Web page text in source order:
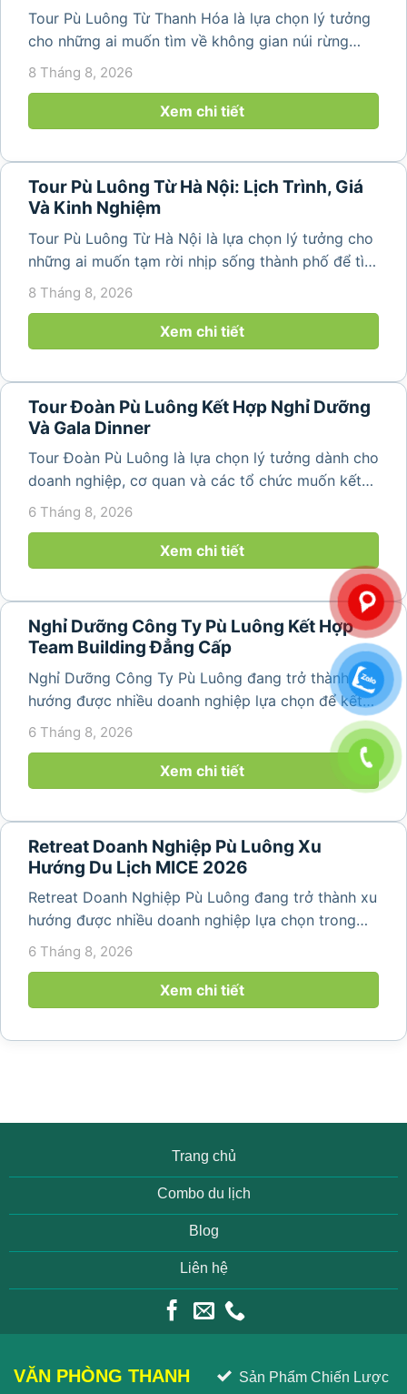
Tour Pù Luông Từ Thanh Hóa là lựa chọn lý tưởng
cho những ai muốn tìm về không gian núi rừng
trong lành, ruộng bậc thang xanh mướt và những
ngày. Không cần di chuyển...
8 Tháng 8, 2026
Xem chi tiết
Tour Pù Luông Từ Hà Nội: Lịch Trình, Giá
Và Kinh Nghiệm
Tour Pù Luông Từ Hà Nội là lựa chọn lý tưởng cho
những ai muốn tạm rời nhịp sống thành phố để tìm
về không gian núi rừng xanh mát, những bản làng
yên bình và ruộng bậc thang đặc trưng của Pù
8 Tháng 8, 2026
Xem chi tiết
Tour Đoàn Pù Luông Kết Hợp Nghỉ Dưỡng
Và Gala Dinner
Tour Đoàn Pù Luông là lựa chọn lý tưởng dành cho
doanh nghiệp, cơ quan và các tổ chức muốn kết
hợp nghỉ dưỡng, tham quan và tổ chức các hoạt
nguyên sơ, không khí...
6 Tháng 8, 2026
Xem chi tiết
Nghỉ Dưỡng Công Ty Pù Luông Kết Hợp
Team Building Đẳng Cấp
Nghỉ Dưỡng Công Ty Pù Luông đang trở thành xu
hướng được nhiều doanh nghiệp lựa chọn để kết
hợp giữa nghỉ ngơi, tái tạo năng lượng và xây
dựng tinh thần đồng đội. Thay vì những chuyến du
lịch đơn thuần, nhiều công ty...
6 Tháng 8, 2026
Xem chi tiết
Retreat Doanh Nghiệp Pù Luông Xu
Hướng Du Lịch MICE 2026
Retreat Doanh Nghiệp Pù Luông đang trở thành xu
hướng được nhiều doanh nghiệp lựa chọn trong
năm 2026 khi nhu cầu kết hợp nghỉ dưỡng, hội
mang đến khoảng thời gian thư giãn...
6 Tháng 8, 2026
Xem chi tiết
Trang chủ
Combo du lịch
Blog
Liên hệ
VĂN PHÒNG THANH
Sản Phẩm Chiến Lược